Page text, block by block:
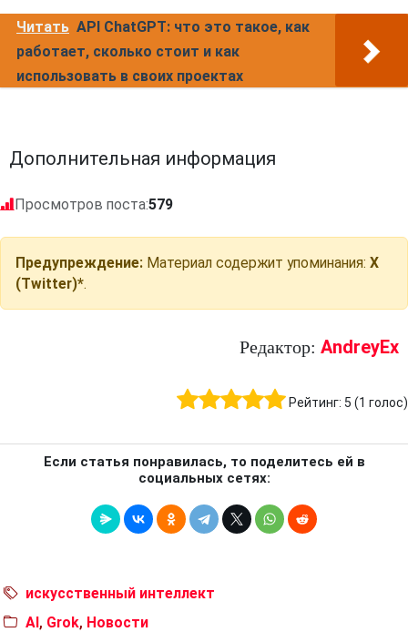
Читать API ChatGPT: что это такое, как
работает, сколько стоит и как
использовать в своих проектах
Дополнительная информация
Просмотров поста:579
Предупреждение: Материал содержит упоминания: X
(Twitter)*.
Редактор: AndreyEx
Рейтинг: 5 (1 голос)
Если статья понравилась, то поделитесь ей в
социальных сетях:
искусственный интеллект
AI, Grok, Новости